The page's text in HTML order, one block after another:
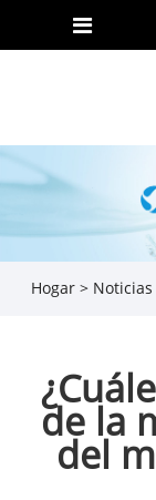
Hogar > Noticias
de la
del